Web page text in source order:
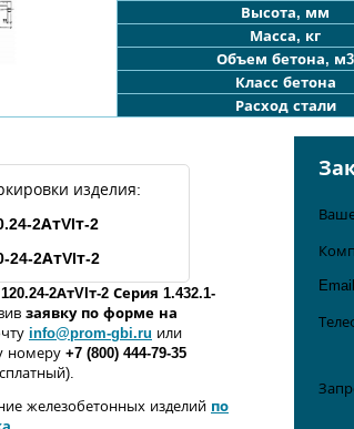
Высота, мм
Масса, кг
Объем бетона, м3
Класс бетона
Расход стали
изделия:
-2АтVIт-2
24-2АтVIт-2
120.24-2АтVIт-2 Серия 1.432.1-
заявку по форме на
info@prom-gbi.ru или
номеру +7 (800) 444-79-35
железобетонных изделий по
Email